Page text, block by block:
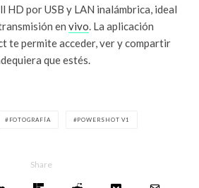
HD por USB y LAN inalámbrica, ideal
en vivo. La aplicación
te permite acceder, ver y compartir
que estés.
FOTOGRAFÍA POWERSHOT V1
Share